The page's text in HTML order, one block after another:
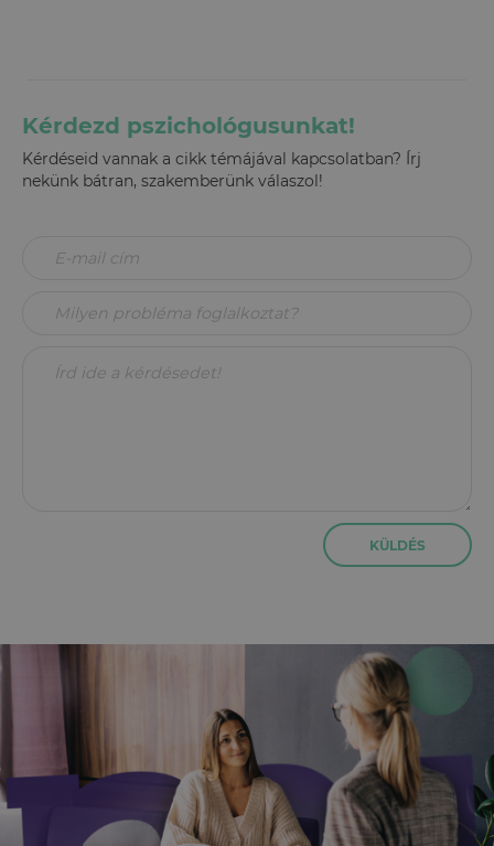
Kérdezd pszichológusunkat!
Kérdéseid vannak a cikk témájával kapcsolatban? Írj
nekünk bátran, szakemberünk válaszol!
KÜLDÉS